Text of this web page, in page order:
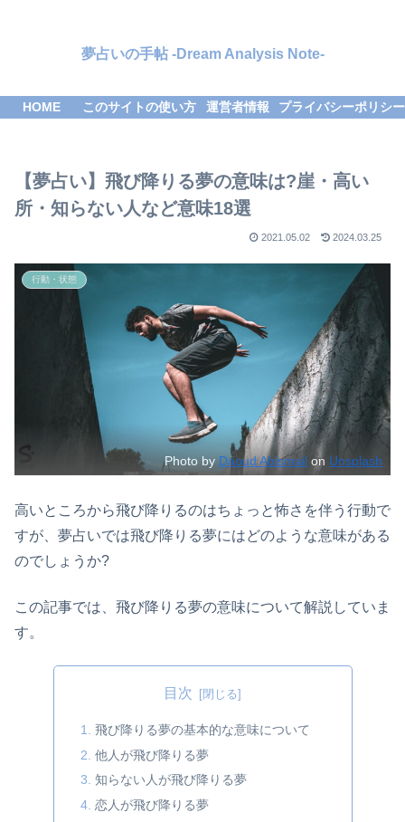
夢占いの手帖 -Dream Analysis Note-
HOME このサイトの使い方 運営者情報 プライバシーポリシー
【夢占い】飛び降りる夢の意味は?崖・高い
所・知らない人など意味18選
2021.05.02 2024.03.25
行動・状態
Photo by Daoud Abismail on Unsplash
高いところから飛び降りるのはちょっと怖さを伴う行動で
すが、夢占いでは飛び降りる夢にはどのような意味がある
のでしょうか?
この記事では、飛び降りる夢の意味について解説していま
す。
目次
飛び降りる夢の基本的な意味について
他人が飛び降りる夢
知らない人が飛び降りる夢
恋人が飛び降りる夢